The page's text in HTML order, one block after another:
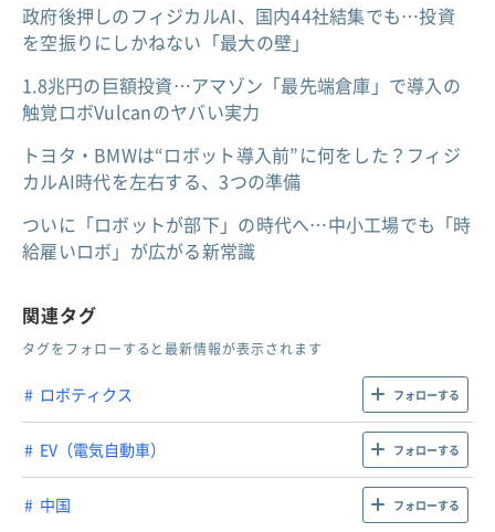
政府後押しのフィジカルAI、国内44社結集でも…投資
を空振りにしかねない「最大の壁」
1.8兆円の巨額投資…アマゾン「最先端倉庫」で導入の
触覚ロボVulcanのヤバい実力
トヨタ・BMWは“ロボット導入前”に何をした？フィジ
カルAI時代を左右する、3つの準備
ついに「ロボットが部下」の時代へ…中小工場でも「時
給雇いロボ」が広がる新常識
関連タグ
タグをフォローすると最新情報が表示されます
ロボティクス フォローする
EV（電気自動車） フォローする
中国 フォローする